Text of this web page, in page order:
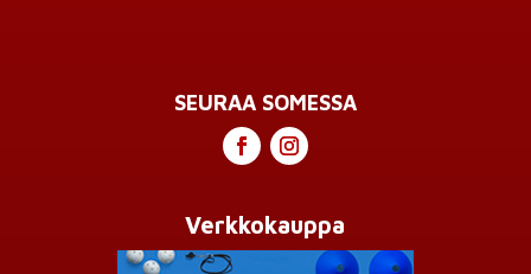
SEURAA SOMESSA
Verkkokauppa